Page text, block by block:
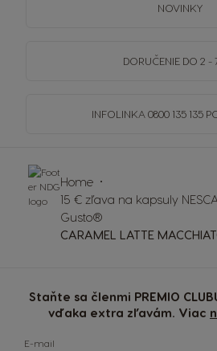
NOVINKY
DORUČENIE DO 2 -
INFOLINKA 0800 135 135
Staňte sa členmi PREMIO
vďaka extra zľavám. Viac
E-mail
Home
15 € zľava na kapsuly
Gusto®
CARAMEL LATTE